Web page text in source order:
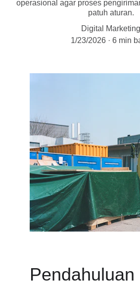
operasional agar proses
patuh aturan.
Digital Marketing
1/23/2026
6 min
Pendahuluan